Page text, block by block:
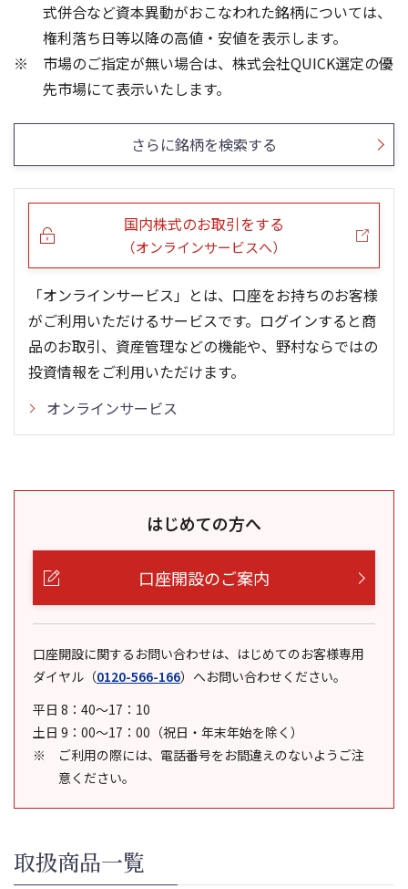
25/12
25/10
25/08
25/06
25/04 24/01
23/01
22/01
21/01
式併合など資本異動がおこなわれた銘柄については、
権利落ち日等以降の高値・安値を表示します。
市場のご指定が無い場合は、株式会社QUICK選定の優
先市場にて表示いたします。
さらに銘柄を検索する
国内株式のお取引をする
（オンラインサービスへ）
「オンラインサービス」とは、口座をお持ちのお客様
がご利用いただけるサービスです。ログインすると商
品のお取引、資産管理などの機能や、野村ならではの
投資情報をご利用いただけます。
オンラインサービス
はじめての方へ
口座開設のご案内
口座開設に関するお問い合わせは、はじめてのお客様専用
ダイヤル （0120-566-166） へお問い合わせください。
平日 8：40～17：10
土日 9：00～17：00（祝日・年末年始を除く）
ご利用の際には、電話番号をお間違えのないようご注
意ください。
取扱商品一覧